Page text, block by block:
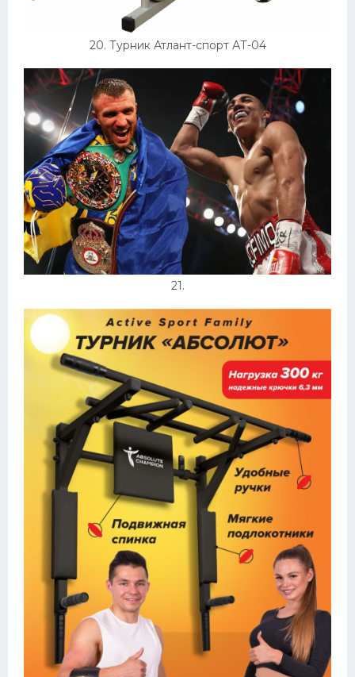
20. Турник Атлант-спорт АТ-04
21.